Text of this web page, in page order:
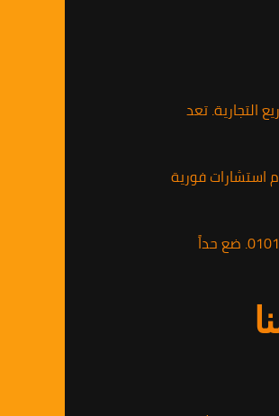
التجارية. تعد
استشارات فورية
إذا كنت تبحث عن حلول سريعة وموثوقة لمشكلة الحشرات، يمكنك الاتصال بالشركة الألمانية لمكافحة الحشرات على الرقم 01010891953. ضع حداً